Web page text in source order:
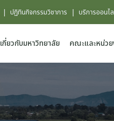
| ปฏิทินกิจกรรมวิชาการ | บริการออนไ
เกี่ยวกับมหาวิทยาลัย คณะและหน่ว